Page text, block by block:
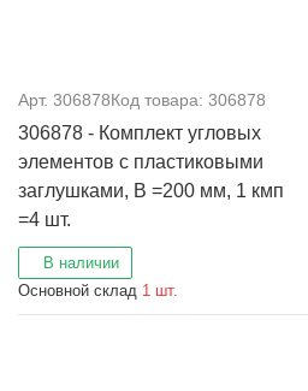
Арт. 306878Код товара: 306878
306878 - Комплект угловых
элементов с пластиковыми
заглушками, В =200 мм, 1 кмп
=4 шт.
В наличии
Основной склад 1 шт.